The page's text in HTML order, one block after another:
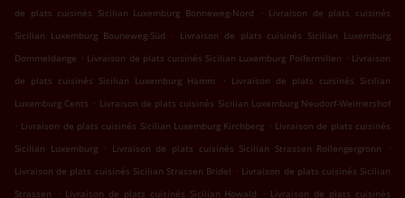
de plats cuisinés Sicilian Luxemburg Bonneweg-Nord
. Livraison de plats cuisinés
Sicilian Luxemburg Bouneweg-Süd
. Livraison de plats cuisinés Sicilian Luxemburg
Dommeldange . Livraison de plats cuisinés Sicilian Luxemburg Polfermillen . Livraison
de plats cuisinés Sicilian Luxemburg Hamm
. Livraison de plats cuisinés Sicilian
Luxemburg Cents . Livraison de plats cuisinés Sicilian Luxemburg Neudorf-Weimershof
. Livraison de plats cuisinés Sicilian Luxemburg Kirchberg . Livraison de plats cuisinés
Sicilian Luxemburg . Livraison de plats cuisinés Sicilian Strassen Rollengergronn
.
Livraison de plats cuisinés Sicilian Strassen Bridel . Livraison de plats cuisinés Sicilian
Strassen
. Livraison de plats cuisinés Sicilian Howald . Livraison de plats cuisinés